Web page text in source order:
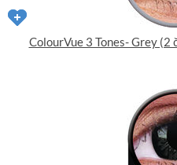
ColourVue 3 Tones- Grey